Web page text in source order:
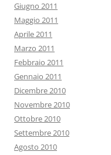
Giugno 2011
Maggio 2011
Aprile 2011
Marzo 2011
Febbraio 2011
Gennaio 2011
Dicembre 2010
Novembre 2010
Ottobre 2010
Settembre 2010
Agosto 2010